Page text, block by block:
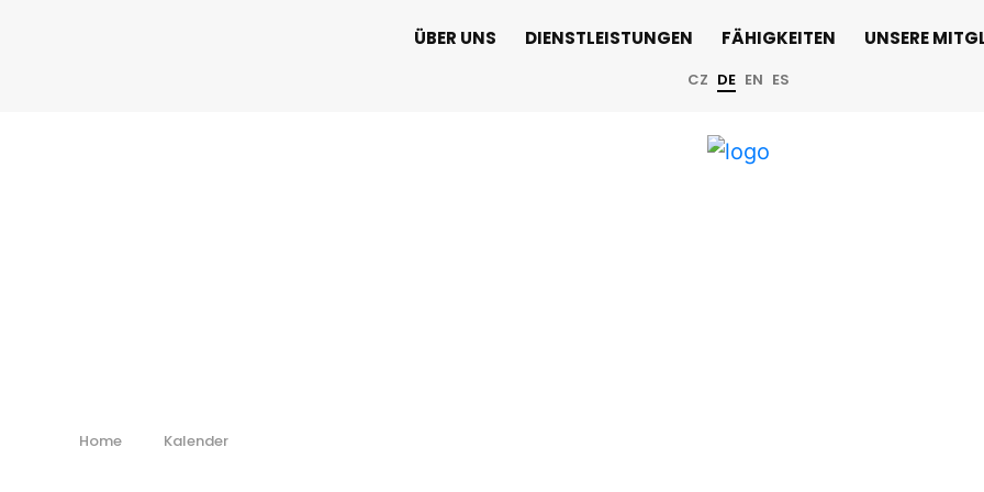
ÜBER UNS DIENSTLEISTUNGEN FÄHIGKEITEN UNSERE
CZ DE EN ES
Home Kalender